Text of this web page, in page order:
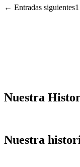
← Entradas siguientes1
Nuestra
Nuestra